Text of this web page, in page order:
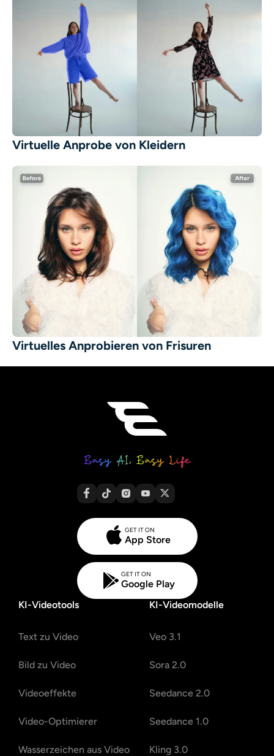
Virtuelle Anprobe von Kleidern
Virtuelles Anprobieren von Frisuren
GET IT ON
App Store
GET IT ON
Google Play
KI-Videotools
Text zu Video
Bild zu Video
Videoeffekte
Video-Optimierer
Wasserzeichen aus Video
KI-Videomodelle
Veo 3.1
Sora 2.0
Seedance 2.0
Seedance 1.0
Kling 3.0